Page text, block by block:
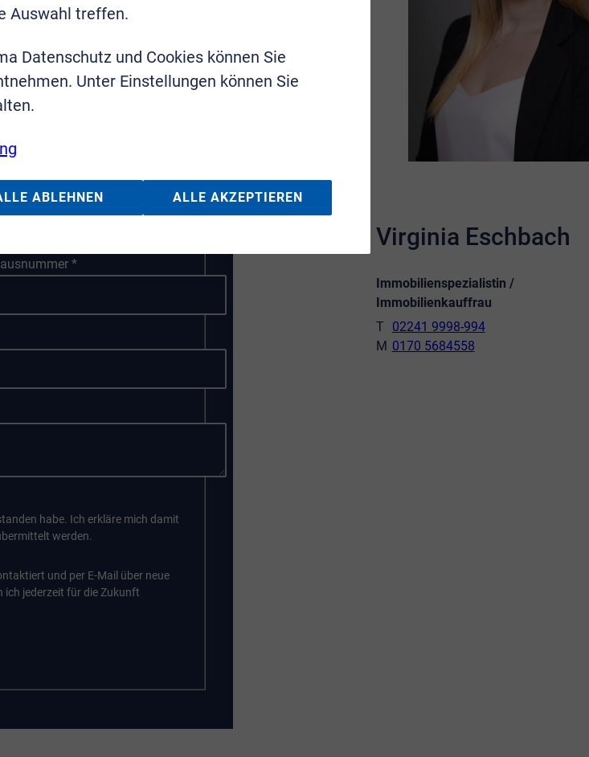
*
habe. Ich erkläre mich damit
werden.
und per E-Mail über neue
ich jederzeit für die Zukunft
Virginia Eschbach
Immobilienspezialistin /
Immobilienkauffrau
02241 9998-994
0170 5684558
Auswahl treffen.
Datenschutz und Cookies können Sie
Unter Einstellungen können Sie
ABLEHNEN ALLE AKZEPTIEREN